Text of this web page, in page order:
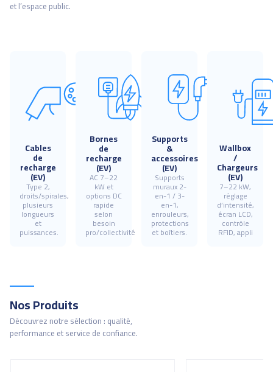
et l’espace public.
Cables
de
recharge
(EV)
Type 2,
droits/spirales,
plusieurs
longueurs
et
puissances.
Bornes
de
recharge
(EV)
AC 7–22
kW et
options DC
rapide
selon
besoin
pro/collectivité
Supports
&
accessoires
(EV)
Supports
muraux 2-
en-1 / 3-
en-1,
enrouleurs,
protections
et boîtiers.
Wallbox
/
Chargeurs
(EV)
7–22 kW,
réglage
d’intensité,
écran LCD,
contrôle
RFID, appli
Nos Produits
Découvrez notre sélection : qualité,
performance et service de confiance.